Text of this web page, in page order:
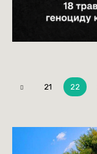
21 22